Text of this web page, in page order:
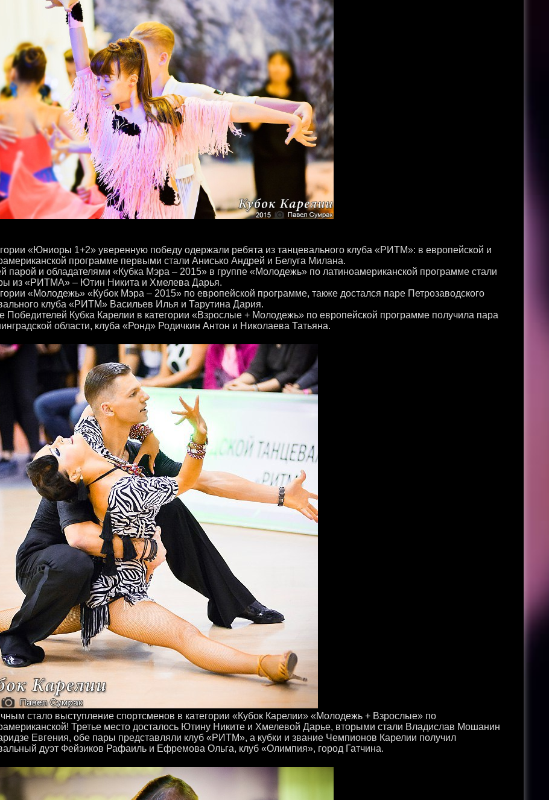
«Юниоры 1+2» уверенную победу одержали ребята из танцевального клуба «РИТМ»: в европейской и
программе первыми стали Анисько Андрей и Белуга Милана.
парой и обладателями «Кубка Мэра – 2015» в группе «Молодежь» по латиноамериканской программе стали
из «РИТМА» – Ютин Никита и Хмелева Дарья.
«Молодежь» «Кубок Мэра – 2015» по европейской программе, также достался паре Петрозаводского
клуба «РИТМ» Васильев Илья и Тарутина Дария.
Победителей Кубка Карелии в категории «Взрослые + Молодежь» по европейской программе получила пара
области, клуба «Ронд» Родичкин Антон и Николаева Татьяна.
стало выступление спортсменов в категории «Кубок Карелии» «Молодежь + Взрослые» по
Третье место досталось Ютину Никите и Хмелевой Дарье, вторыми стали Владислав Мошанин
Евгения, обе пары представляли клуб «РИТМ», а кубки и звание Чемпионов Карелии получил
дуэт Фейзиков Рафаиль и Ефремова Ольга, клуб «Олимпия», город Гатчина.